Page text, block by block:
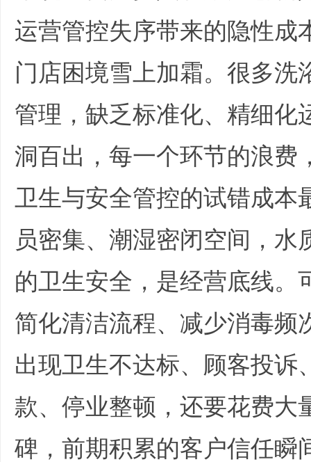
运营管控失序带来的隐性成
门店困境雪上加霜。很多洗
管理，缺乏标准化、精细化
洞百出，每一个环节的浪费
卫生与安全管控的试错成本
员密集、潮湿密闭空间，
的卫生安全，是经营底线。
简化清洁流程、减少消毒频
出现卫生不达标、顾客投诉
款、停业整顿，还要花费大
碑，前期积累的客户信任瞬